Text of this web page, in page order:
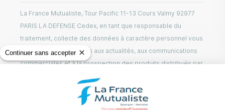
Continuer sans accepter
La France Mutualiste, Tour Pacific 11-13 Cours Valmy 92977
PARIS LA DEFENSE Cedex, en tant que responsable du
traitement, collecte des données à caractère personnel vous
concernant nécessaires aux actualités, aux communications
commerciales et à la prospection des produits distribués par
personnelles est fondée sur le consentement. Vos données
personnelles collectées sont destinées au personnel habilité